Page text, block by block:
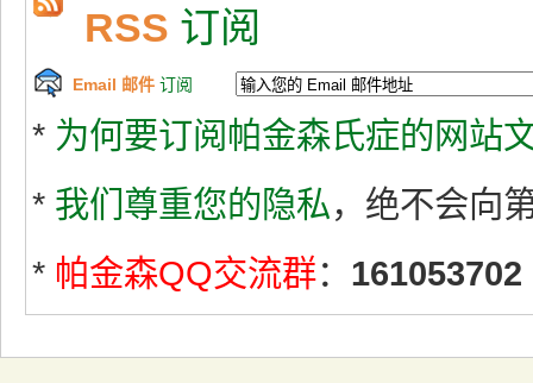
RSS 订阅
Email 邮件 订阅
* 为何要订阅帕金森氏症的网站
* 我们尊重您的隐私，绝不会向
* 帕金森QQ交流群： 161053702